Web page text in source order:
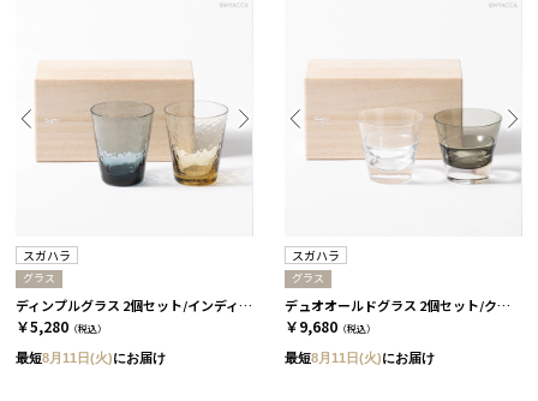
スガハラ
グラス
ディンプルグラス 2個セット/インディゴ＆タン［スガハラ］
￥5,280 （税込）
最短8月11日(火)にお届け
スガハラ
グラス
デュオオールドグラス 2個セット/クリアー＆カーボンブラック［スガハラ］
￥9,680 （税込）
最短8月11日(火)にお届け